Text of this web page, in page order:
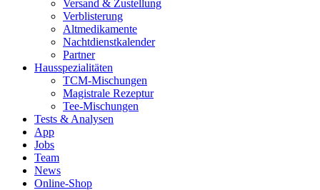
Versand & Zustellung
Verblisterung
Altmedikamente
Nachtdienstkalender
Partner
Hausspezialitäten
TCM-Mischungen
Magistrale Rezeptur
Tee-Mischungen
Tests & Analysen
App
Jobs
Team
News
Online-Shop